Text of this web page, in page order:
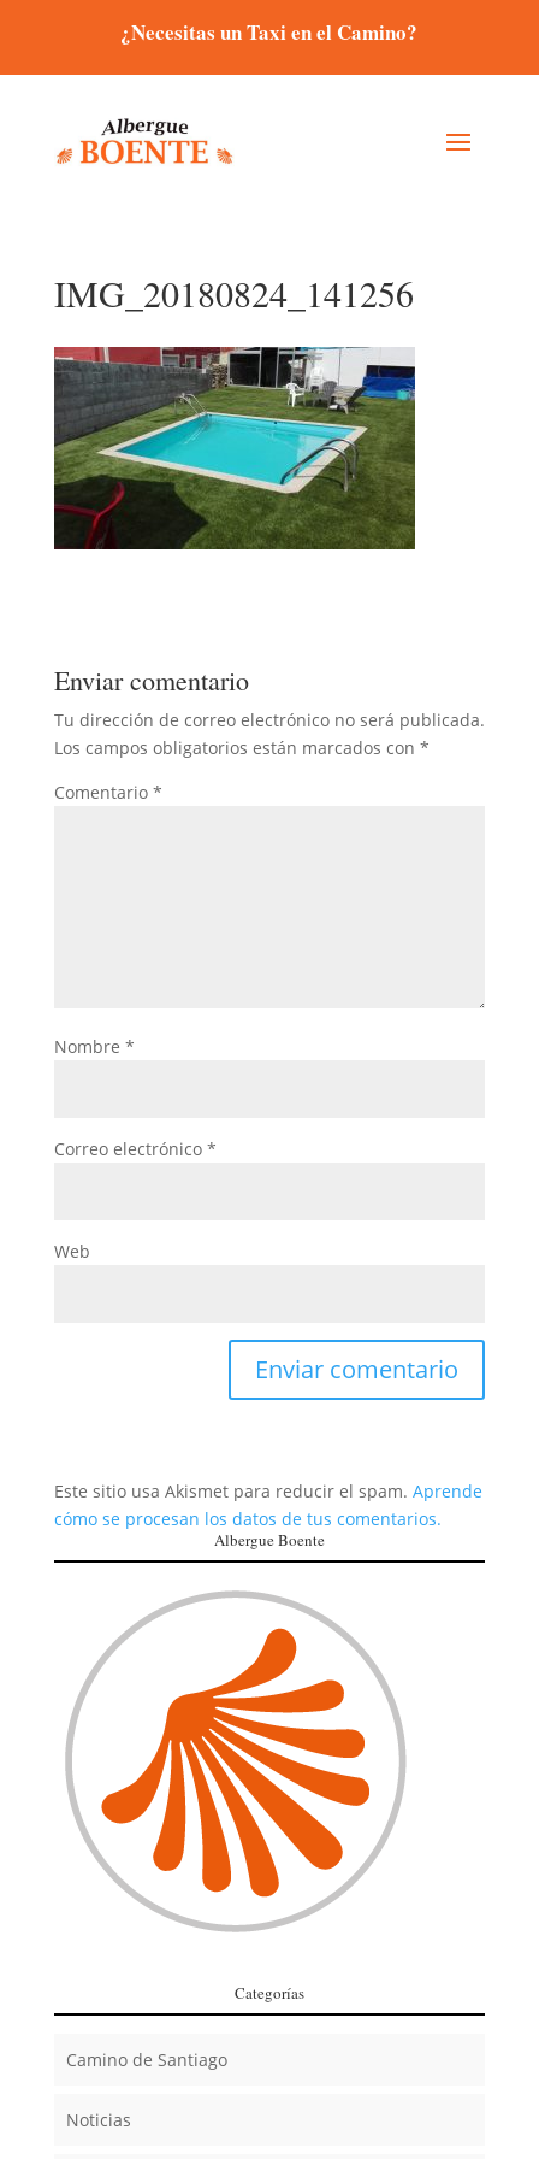
¿Necesitas un Taxi en el Camino?
IMG_20180824_141256
Enviar comentario
Tu dirección de correo electrónico no será publicada.
Los campos obligatorios están marcados con *
Comentario *
Nombre *
Correo electrónico *
Web
Este sitio usa Akismet para reducir el spam. Aprende
cómo se procesan los datos de tus comentarios.
Albergue Boente
Categorías
Camino de Santiago
Noticias